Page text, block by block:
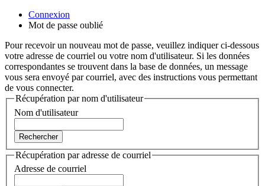
Connexion
Mot de passe oublié
Pour recevoir un nouveau mot de passe, veuillez indiquer ci-dessous
votre adresse de courriel ou votre nom d'utilisateur. Si les données
correspondantes se trouvent dans la base de données, un message
vous sera envoyé par courriel, avec des instructions vous permettant
de vous connecter.
Récupération par nom d'utilisateur
Nom d'utilisateur
Récupération par adresse de courriel
Adresse de courriel